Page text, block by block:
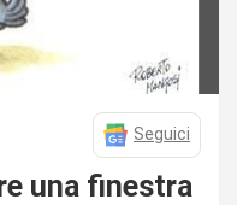
Seguici
una finestra